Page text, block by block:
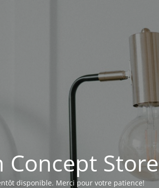
Concept Store
disponible. Merci pour votre patience!